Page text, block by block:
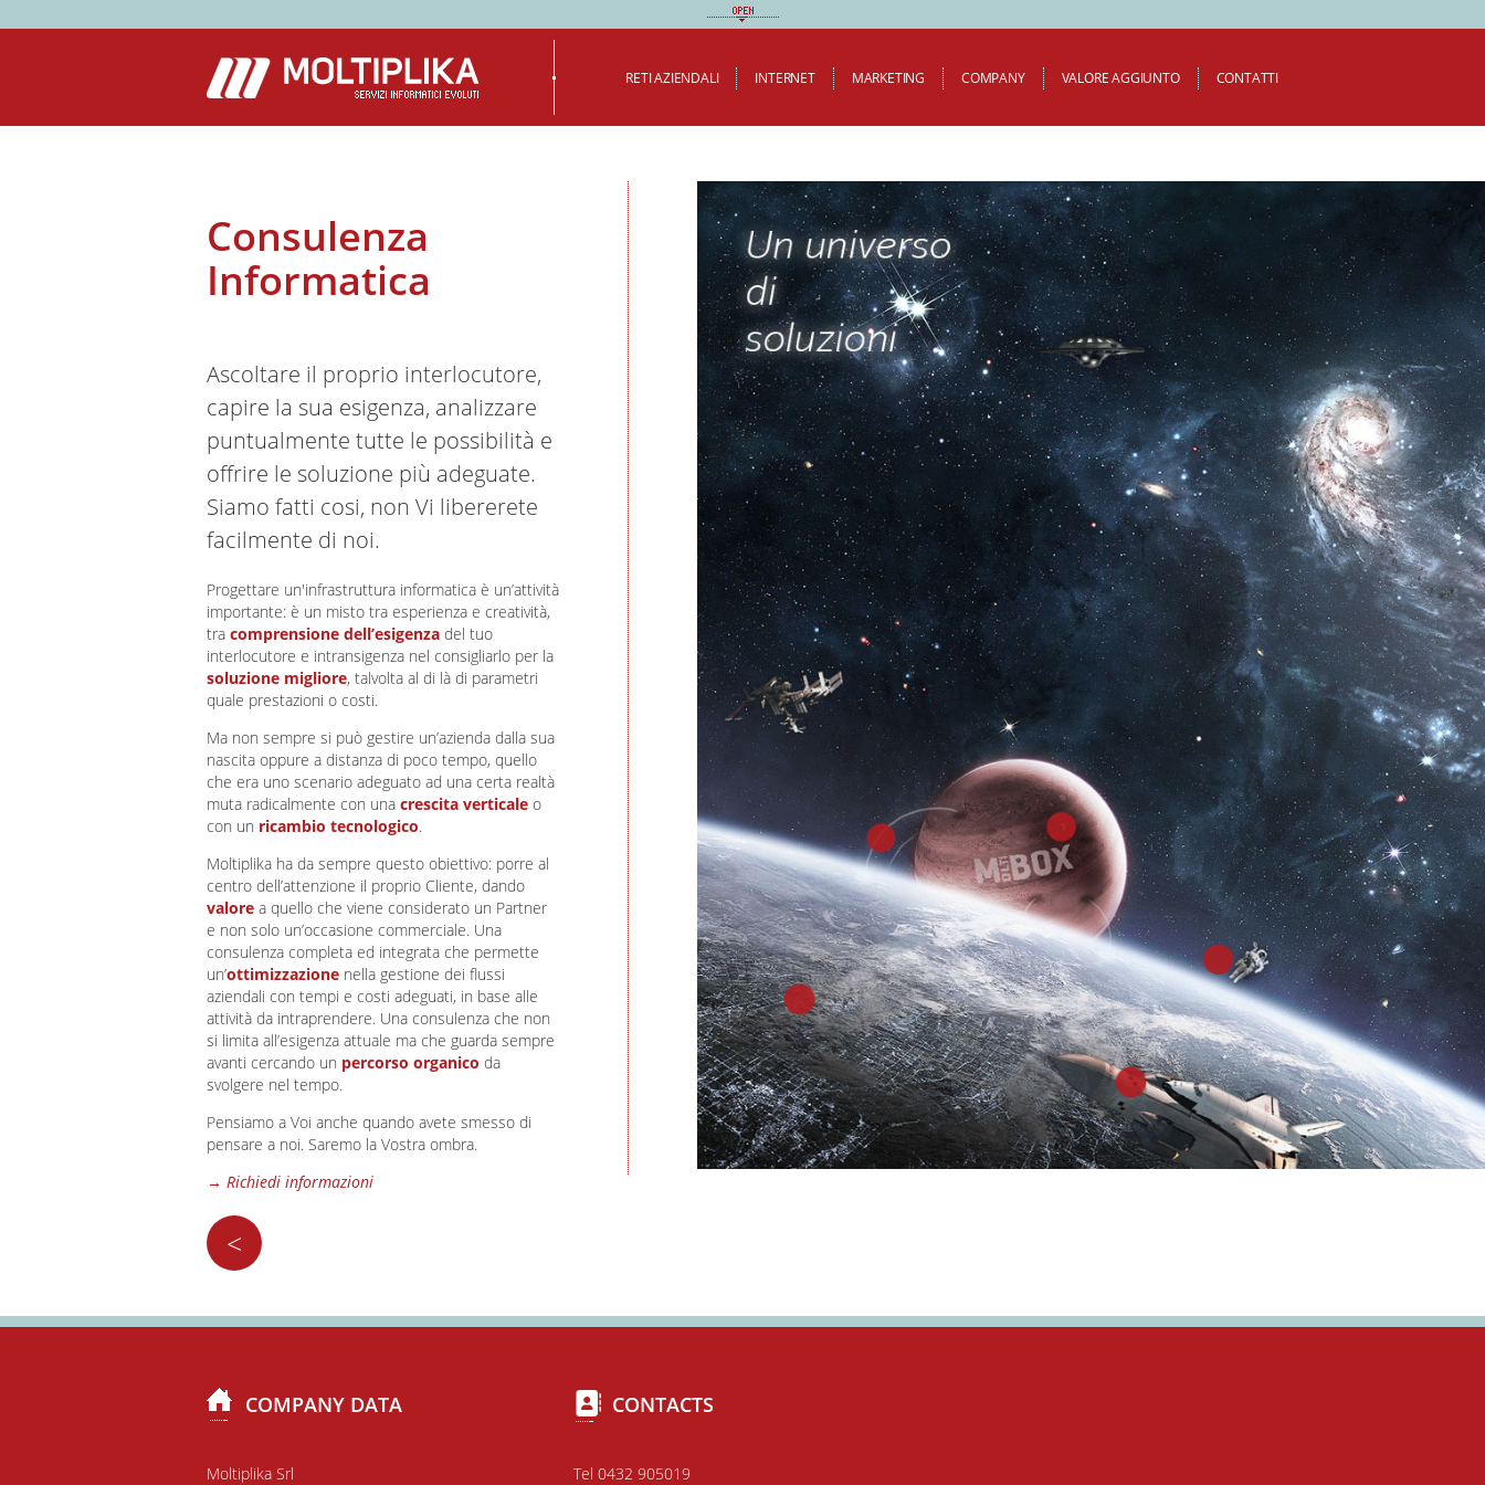
RETI AZIENDALI INTERNET MARKETING COMPANY VALORE AGGIUNTO CONTATTI
Consulenza
Informatica
Ascoltare il proprio interlocutore,
capire la sua esigenza, analizzare
puntualmente tutte le possibilità e
offrire le soluzione più adeguate.
Siamo fatti cosi, non Vi libererete
facilmente di noi.
Progettare un'infrastruttura informatica è un’attività
importante: è un misto tra esperienza e creatività,
tra comprensione dell’esigenza del tuo
interlocutore e intransigenza nel consigliarlo per la
soluzione migliore, talvolta al di là di parametri
quale prestazioni o costi.
Ma non sempre si può gestire un’azienda dalla sua
nascita oppure a distanza di poco tempo, quello
che era uno scenario adeguato ad una certa realtà
muta radicalmente con una crescita verticale o
con un ricambio tecnologico.
Moltiplika ha da sempre questo obiettivo: porre al
centro dell’attenzione il proprio Cliente, dando
valore a quello che viene considerato un Partner
e non solo un’occasione commerciale. Una
consulenza completa ed integrata che permette
un’ottimizzazione nella gestione dei flussi
aziendali con tempi e costi adeguati, in base alle
attività da intraprendere. Una consulenza che non
si limita all’esigenza attuale ma che guarda sempre
avanti cercando un percorso organico da
svolgere nel tempo.
Pensiamo a Voi anche quando avete smesso di
pensare a noi. Saremo la Vostra ombra.
→ Richiedi informazioni
<
COMPANY DATA
Moltiplika Srl
CONTACTS
Tel 0432 905019